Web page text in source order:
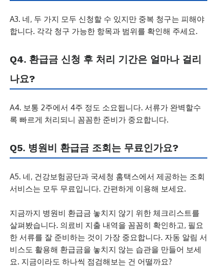
A3. 네, 두 가지 모두 신청할 수 있지만 중복 청구는 피해야
합니다. 각각 청구 가능한 항목과 범위를 확인해 주세요.
Q4. 환급금 신청 후 처리 기간은 얼마나 걸리
나요?
A4. 보통 2주에서 4주 정도 소요됩니다. 서류가 완벽할수
록 빠르게 처리되니 꼼꼼한 준비가 중요합니다.
Q5. 병원비 환급금 조회는 무료인가요?
A5. 네, 건강보험공단과 국세청 홈택스에서 제공하는 조회
서비스는 모두 무료입니다. 간편하게 이용해 보세요.
지금까지 병원비 환급금 놓치지 않기 위한 체크리스트를
살펴봤습니다. 의료비 지출 내역을 꼼꼼히 확인하고, 필요
한 서류를 잘 준비하는 것이 가장 중요합니다. 자동 알림 서
비스도 활용해 환급금을 놓치지 않는 습관을 만들어 보세
요. 지금이라도 하나씩 점검해보는 건 어떨까요?